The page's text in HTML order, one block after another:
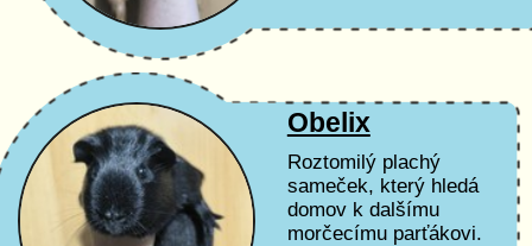
Obelix
Roztomilý plachý
sameček, který hledá
domov k dalšímu
morčecímu parťákovi.